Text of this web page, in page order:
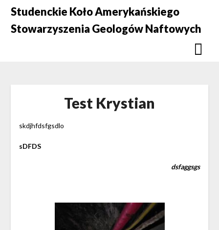
Skip
content
Studenckie Koło Amerykańskiego
Stowarzyszenia Geologów Naftowych
Test Krystian
skdjhfdsfgsdlo
sDFDS
dsfaggsgs